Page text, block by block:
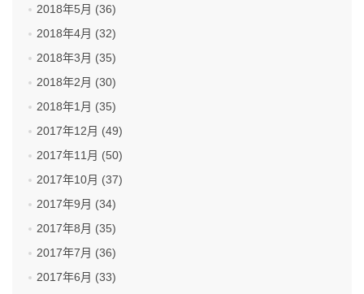
2018年5月 (36)
2018年4月 (32)
2018年3月 (35)
2018年2月 (30)
2018年1月 (35)
2017年12月 (49)
2017年11月 (50)
2017年10月 (37)
2017年9月 (34)
2017年8月 (35)
2017年7月 (36)
2017年6月 (33)